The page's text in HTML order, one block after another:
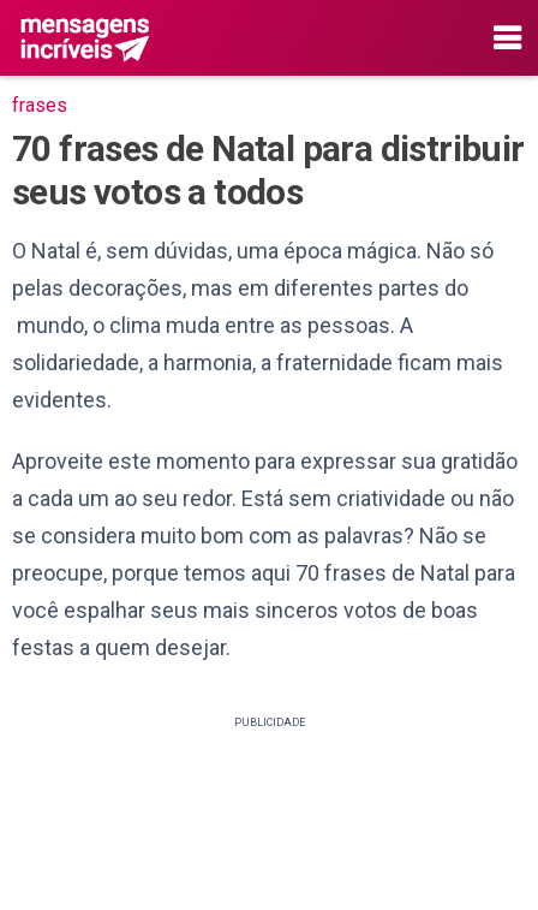
frases
70 frases de Natal para distribuir
seus votos a todos
O Natal é, sem dúvidas, uma época mágica. Não só
pelas decorações, mas em diferentes partes do
mundo, o clima muda entre as pessoas. A
solidariedade, a harmonia, a fraternidade ficam mais
evidentes.
Aproveite este momento para expressar sua gratidão
a cada um ao seu redor. Está sem criatividade ou não
se considera muito bom com as palavras? Não se
preocupe, porque temos aqui 70 frases de Natal para
você espalhar seus mais sinceros votos de boas
festas a quem desejar.
PUBLICIDADE